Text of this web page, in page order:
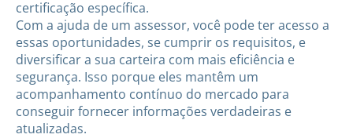
certificação específica.
Com a ajuda de um assessor, você pode ter acesso a
essas oportunidades, se cumprir os requisitos, e
diversificar a sua carteira com mais eficiência e
segurança. Isso porque eles mantêm um
acompanhamento contínuo do mercado para
conseguir fornecer informações verdadeiras e
atualizadas.